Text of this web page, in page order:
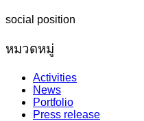
social position
หมวดหมู่
Activities
News
Portfolio
Press release